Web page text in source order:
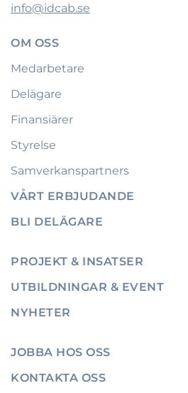
info@idcab.se
OM OSS
Medarbetare
Delägare
Finansiärer
Styrelse
Samverkanspartners
VÅRT ERBJUDANDE
BLI DELÄGARE
PROJEKT & INSATSER
UTBILDNINGAR & EVENT
NYHETER
JOBBA HOS OSS
KONTAKTA OSS